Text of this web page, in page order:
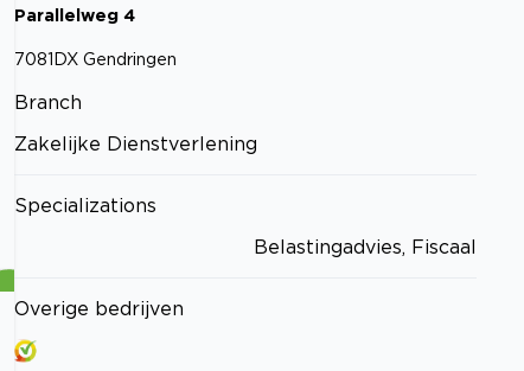
Parallelweg 4
7081DX Gendringen
Branch
Zakelijke Dienstverlening
Specializations
Belastingadvies, Fiscaal
Overige bedrijven